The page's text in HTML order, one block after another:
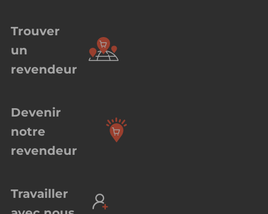
Trouver
un
revendeur
Devenir
notre
revendeur
Travailler